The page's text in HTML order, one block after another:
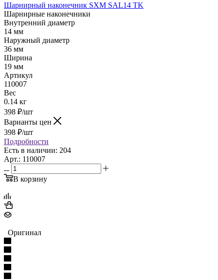
Шарнирный наконечник SXM SAL14 TK
Шарнирные наконечники
Внутренний диаметр
14 мм
Наружный диаметр
36 мм
Ширина
19 мм
Артикул
110007
Вес
0.14 кг
398 ₽/шт
Варианты цен
398 ₽/шт
Подробности
Есть в наличии: 204
Арт.: 110007
В корзину
Оригинал